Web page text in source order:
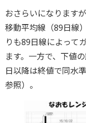
おさらいになります
移動平均線（89日線
りも89日線によって
ます。一方で、下値
日以降は終値で同水
参照）。